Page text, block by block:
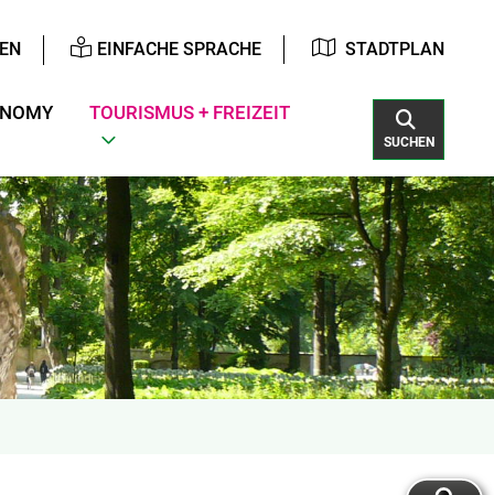
EINFACHE SPRACHE STADTPLAN
TOURISMUS + FREIZEIT
SUCHEN